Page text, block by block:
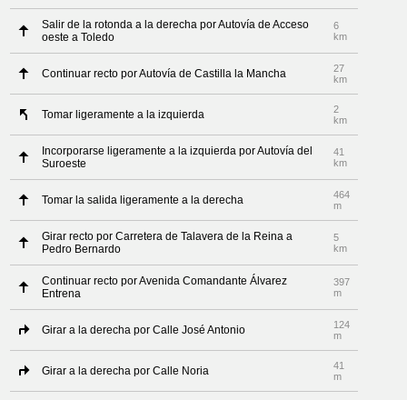
Salir de la rotonda a la derecha por Autovía de Acceso
oeste a Toledo
6
km
Continuar recto por Autovía de Castilla la Mancha
27
km
Tomar ligeramente a la izquierda
2
km
Incorporarse ligeramente a la izquierda por Autovía del
Suroeste
41
km
Tomar la salida ligeramente a la derecha
464
m
Girar recto por Carretera de Talavera de la Reina a
Pedro Bernardo
5
km
Continuar recto por Avenida Comandante Álvarez
Entrena
397
m
Girar a la derecha por Calle José Antonio
124
m
Girar a la derecha por Calle Noria
41
m